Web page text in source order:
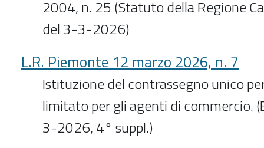
2004, n. 25 (Statuto della Regione
del 3-3-2026)
L.R. Piemonte 12 marzo 2026, n. 7
Istituzione del contrassegno unico
limitato per gli agenti di commercio.
3-2026, 4° suppl.)